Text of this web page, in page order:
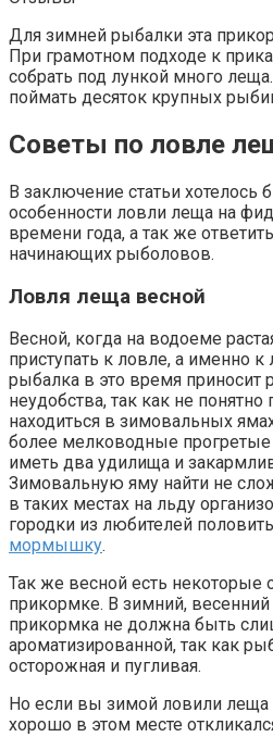
Для зимней рыбалки эта
При грамотном подходе к
собрать под лункой много
поймать десяток крупных
Советы по ловле
В заключение статьи хотелось
особенности ловли леща на
времени года, а так же
начинающих рыболовов.
Ловля леща весной
Весной, когда на водоеме
приступать к ловле, а именно
рыбалка в это время приносит
неудобства, так как не
находиться в зимовальных
более мелководные
иметь два удилища и
Зимовальную яму найти не
в таких местах на льду
городки из любителей половить
мормышку.
Так же весной есть некоторые
прикормке. В зимний,
прикормка не должна быть
ароматизированной, так как
осторожная и пугливая.
Но если вы зимой ловили леща
хорошо в этом месте